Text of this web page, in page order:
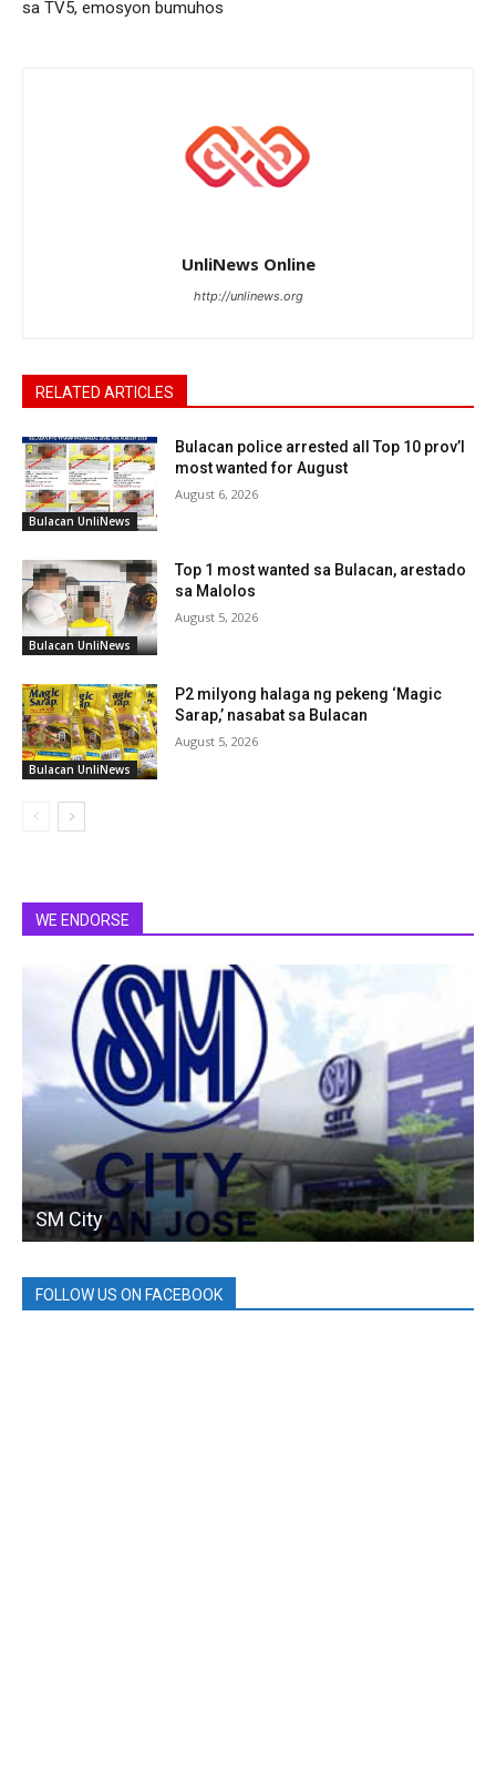
sa TV5, emosyon bumuhos
UnliNews Online
http://unlinews.org
RELATED ARTICLES
Bulacan UnliNews
Bulacan police arrested all Top 10 prov’l
most wanted for August
August 6, 2026
Bulacan UnliNews
Top 1 most wanted sa Bulacan, arestado
sa Malolos
August 5, 2026
Bulacan UnliNews
P2 milyong halaga ng pekeng ‘Magic
Sarap,’ nasabat sa Bulacan
August 5, 2026
WE ENDORSE
SM City
FOLLOW US ON FACEBOOK